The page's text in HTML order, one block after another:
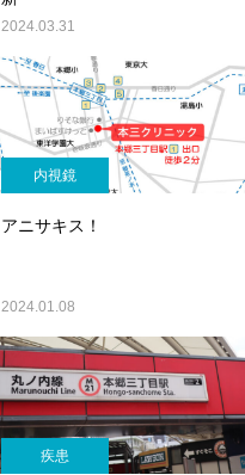
2024.03.31
内視鏡
アニサキス！
2024.01.08
疾患